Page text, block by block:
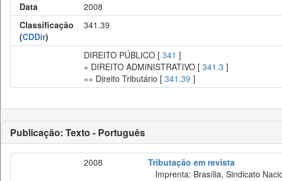
Data
2008
Classificação
(CDDir)
341.39
DIREITO PÚBLICO [ 341 ]
» DIREITO ADMINISTRATIVO [ 341.3 ]
»» Direito Tributário [ 341.39 ]
Publicação: Texto - Português
2008
Tributação em revista
Imprenta: Brasília, Sindicato